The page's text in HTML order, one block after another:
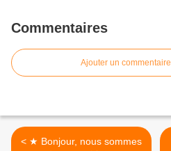
Commentaires
Ajouter un commentaire
< ★ Bonjour, nous sommes